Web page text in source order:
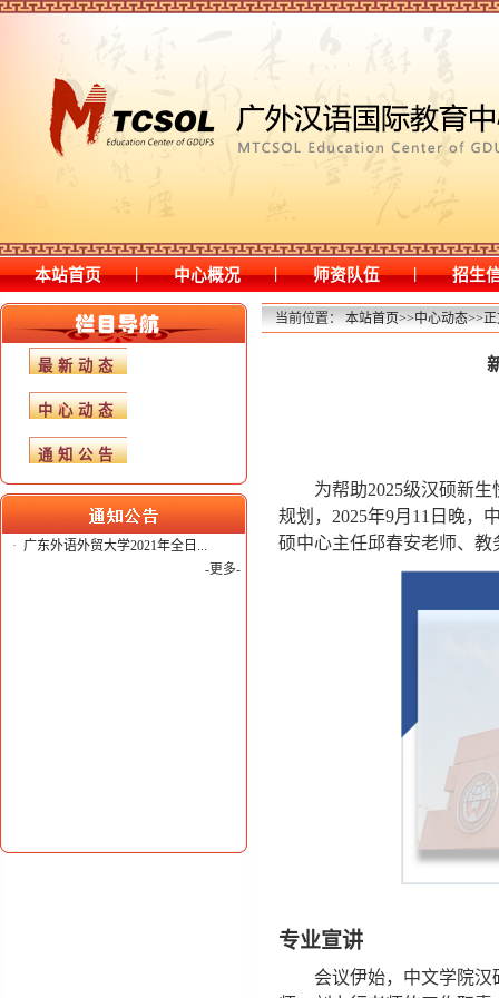
本站首页 | 中心概况 | 师资队伍 | 招生
最新动态
中心动态
通知公告
· 广东外语外贸大学2021年全日...
-更多-
当前位置：本站首页>>中心动态>>
为帮助2025级汉硕新
规划，2025年9月11日晚，
硕中心主任邱春安老师、教
专业宣讲
会议伊始，中文学院